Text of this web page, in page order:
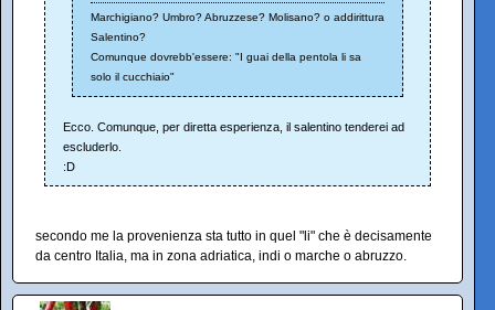
Marchigiano? Umbro? Abruzzese? Molisano? o addirittura
Salentino?
Comunque dovrebb'essere: "I guai della pentola li sa
solo il cucchiaio"
Ecco. Comunque, per diretta esperienza, il salentino tenderei ad
escluderlo.
:D
secondo me la provenienza sta tutto in quel "li" che è decisamente
da centro Italia, ma in zona adriatica, indi o marche o abruzzo.